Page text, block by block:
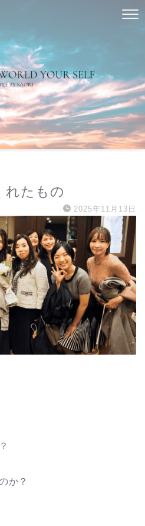
れたもの
2025年11月13日
か？